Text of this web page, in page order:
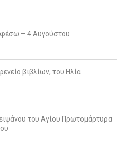
– 4 Αυγούστου
βιβλίων, του Ηλία
του Αγίου Πρωτομάρτυρα